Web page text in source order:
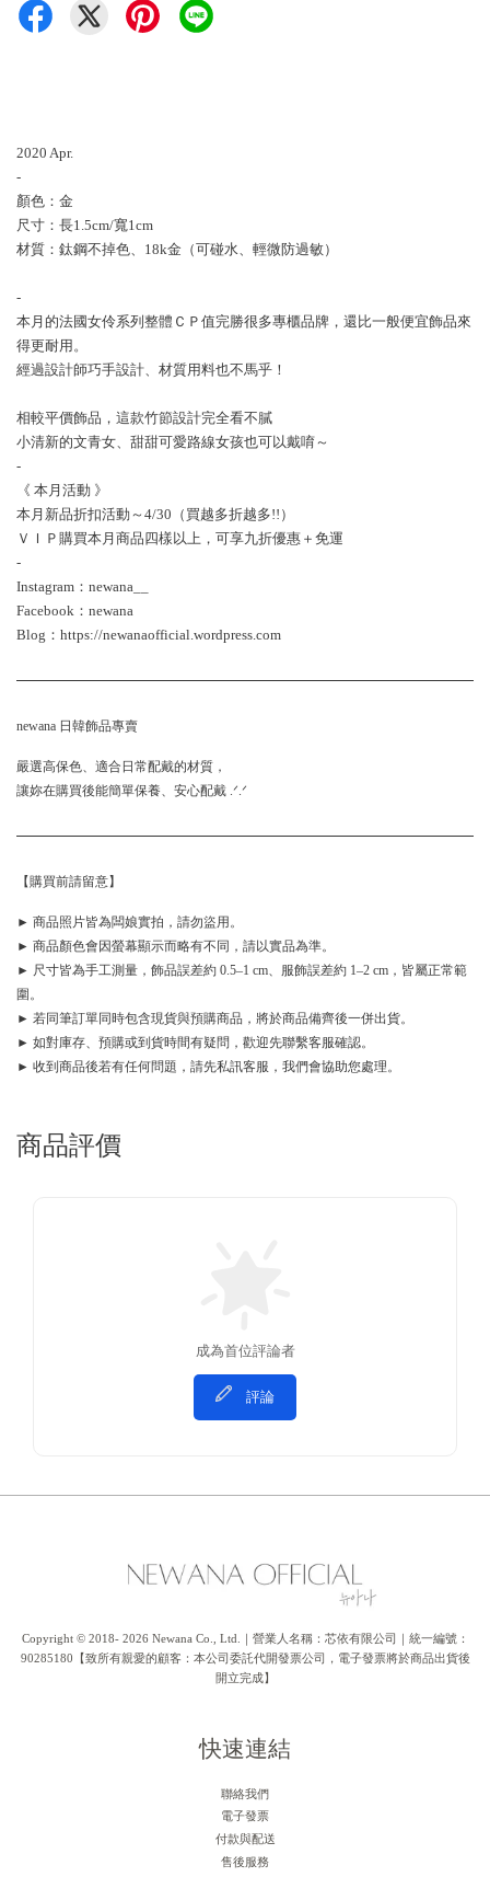
2020 Apr.
-
顏色：金
尺寸：長1.5cm/寬1cm
材質：鈦鋼不掉色、18k金（可碰水、輕微防過敏）
-
本月的法國女伶系列整體ＣＰ值完勝很多專櫃品牌，還比一般便宜飾品來
得更耐用。
經過設計師巧手設計、材質用料也不馬乎！
相較平價飾品，這款竹節設計完全看不膩
小清新的文青女、甜甜可愛路線女孩也可以戴唷～
-
《 本月活動 》
本月新品折扣活動～4/30（買越多折越多!!）
ＶＩＰ購買本月商品四樣以上，可享九折優惠＋免運
-
Instagram：newana__
Facebook：newana
Blog：https://newanaofficial.wordpress.com
newana 日韓飾品專賣
嚴選高保色、適合日常配戴的材質，
讓妳在購買後能簡單保養、安心配戴 .ᐟ.ᐟ
【購買前請留意】
► 商品照片皆為闆娘實拍，請勿盜用。
► 商品顏色會因螢幕顯示而略有不同，請以實品為準。
► 尺寸皆為手工測量，飾品誤差約 0.5–1 cm、服飾誤差約 1–2 cm，皆屬正常範
圍。
► 若同筆訂單同時包含現貨與預購商品，將於商品備齊後一併出貨。
► 如對庫存、預購或到貨時間有疑問，歡迎先聯繫客服確認。
► 收到商品後若有任何問題，請先私訊客服，我們會協助您處理。
商品評價
成為首位評論者
評論
Copyright © 2018- 2026 Newana Co., Ltd.｜營業人名稱：芯依有限公司｜統一編號：
90285180【致所有親愛的顧客：本公司委託代開發票公司，電子發票將於商品出貨後
開立完成】
快速連結
聯絡我們
電子發票
付款與配送
售後服務